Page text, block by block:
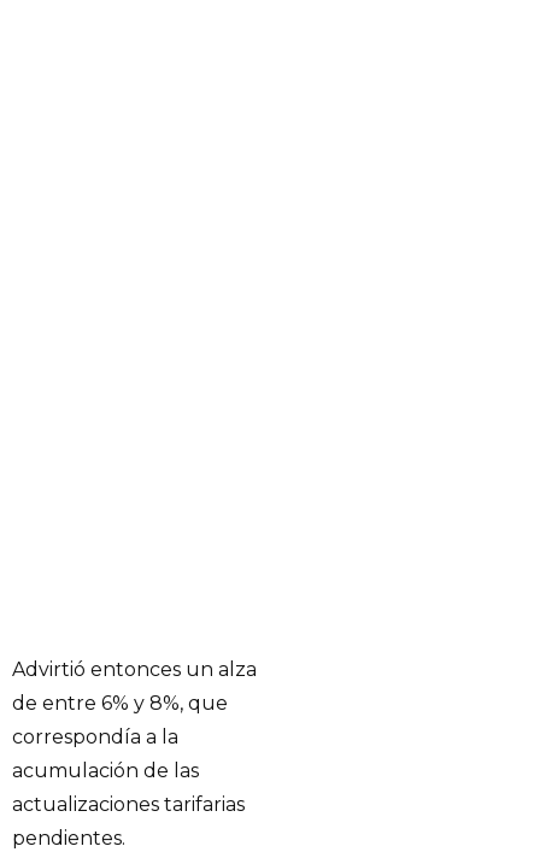
Advirtió entonces un alza
de entre 6% y 8%, que
correspondía a la
acumulación de las
actualizaciones tarifarias
pendientes.